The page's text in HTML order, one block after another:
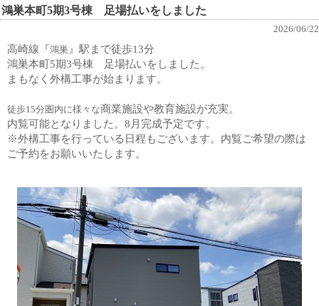
鴻巣本町5期3号棟 足場払いをしました
2026/06/22
高崎線『鴻巣 』駅まで徒歩13分
鴻巣本町5期3号棟 足場払いをしました。
まもなく外構工事が始まります。
徒歩15分圏内に様々な商業施設や教育施設が充実。
内覧可能となりました。8月完成予定です。
※外構工事を行っている日程もございます。内覧ご希望の際は
ご予約をお願いいたします。